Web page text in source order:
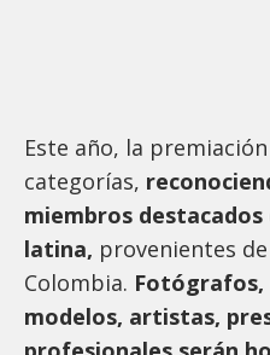
Este año, la
categorías,
miembros destacados
latina, provenientes
Colombia. Fotógrafos,
modelos, artistas,